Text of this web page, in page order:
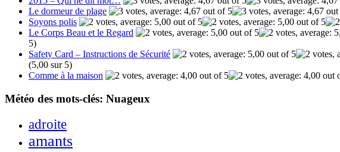
Le dormeur de plage
Soyons polis
Le Corps Beau et le Regard
5)
Safety Card – Instructions de Sécurité
(5,00 sur 5)
Comme à la maison
Météo des mots-clés: Nuageux
adroite
amants